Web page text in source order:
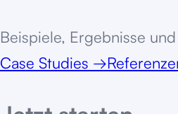
Beispiele, Ergebnisse
Case Studies →